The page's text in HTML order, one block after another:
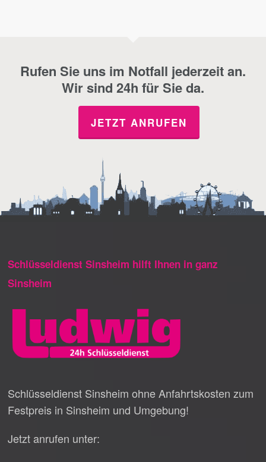
Rufen Sie uns im Notfall jederzeit an.
Wir sind 24h für Sie da.
JETZT ANRUFEN
Schlüsseldienst Sinsheim hilft Ihnen in ganz
Sinsheim
Schlüsseldienst Sinsheim ohne Anfahrtskosten zum
Festpreis in Sinsheim und Umgebung!
Jetzt anrufen unter: